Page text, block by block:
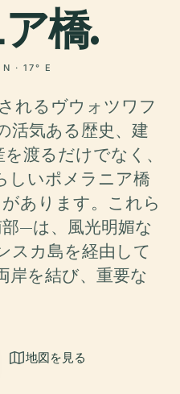
橋.
· 17° E
れるヴウォツワフ
活気ある歴史、建
渡るだけでなく、
しいポメラニア橋
あります。これら
—は、風光明媚な
スカ島を経由して
岸を結び、重要な
地図を見る